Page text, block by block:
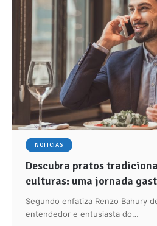
NOTICIAS
Descubra pratos
culturas: uma jornada
Segundo enfatiza Renzo Bahury
entendedor e entusiasta do…